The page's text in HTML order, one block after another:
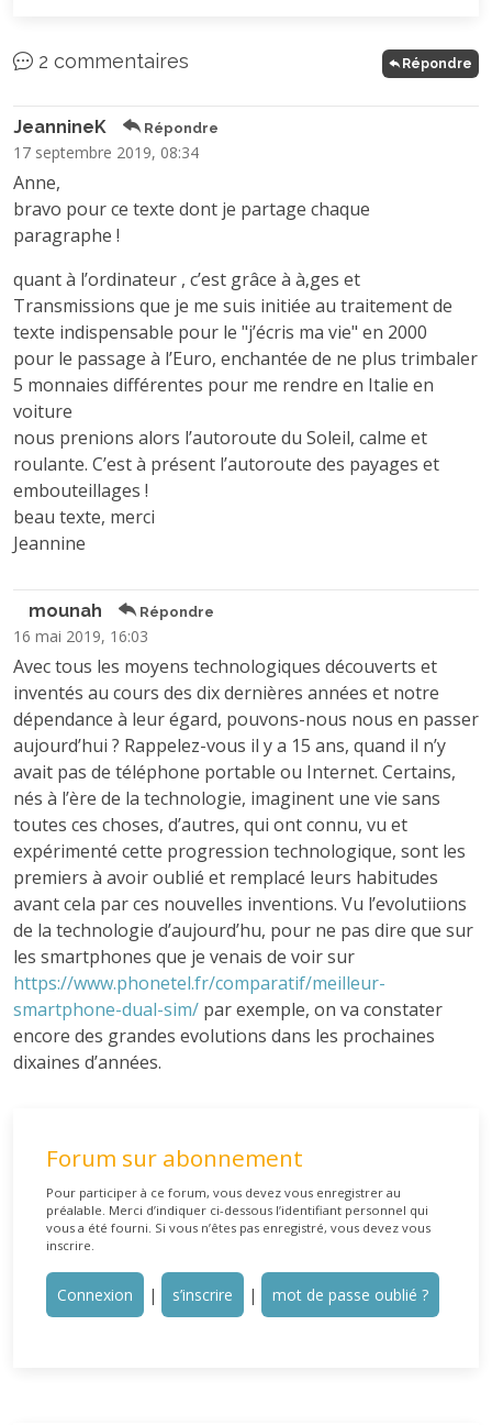
2 commentaires Répondre
JeannineK Répondre
17 septembre 2019, 08:34
Anne,
bravo pour ce texte dont je partage chaque
paragraphe !
quant à l’ordinateur , c’est grâce à à‚ges et
Transmissions que je me suis initiée au traitement de
texte indispensable pour le "j’écris ma vie" en 2000
pour le passage à l’Euro, enchantée de ne plus trimbaler
5 monnaies différentes pour me rendre en Italie en
voiture
nous prenions alors l’autoroute du Soleil, calme et
roulante. C’est à présent l’autoroute des payages et
embouteillages !
beau texte, merci
Jeannine
mounah Répondre
16 mai 2019, 16:03
Avec tous les moyens technologiques découverts et
inventés au cours des dix dernières années et notre
dépendance à leur égard, pouvons-nous nous en passer
aujourd’hui ? Rappelez-vous il y a 15 ans, quand il n’y
avait pas de téléphone portable ou Internet. Certains,
nés à l’ère de la technologie, imaginent une vie sans
toutes ces choses, d’autres, qui ont connu, vu et
expérimenté cette progression technologique, sont les
premiers à avoir oublié et remplacé leurs habitudes
avant cela par ces nouvelles inventions. Vu l’evolutiions
de la technologie d’aujourd’hu, pour ne pas dire que sur
les smartphones que je venais de voir sur
https://www.phonetel.fr/comparatif/meilleur-
smartphone-dual-sim/ par exemple, on va constater
encore des grandes evolutions dans les prochaines
dixaines d’années.
Forum sur abonnement
Pour participer à ce forum, vous devez vous enregistrer au
préalable. Merci d’indiquer ci-dessous l’identifiant personnel qui
vous a été fourni. Si vous n’êtes pas enregistré, vous devez vous
inscrire.
Connexion | s’inscrire | mot de passe oublié ?